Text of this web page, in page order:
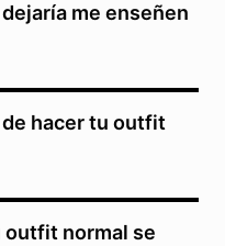
me enseñen
hacer tu outfit
outfit normal se